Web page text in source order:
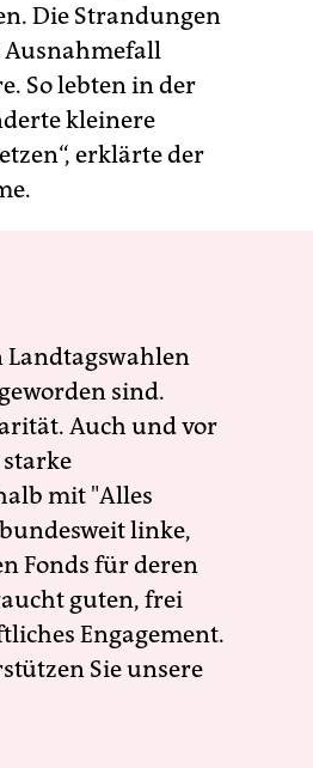
Die Strandungen
Ausnahmefall
So lebten in der
kleinere
erklärte der
Landtagswahlen
sind.
Auch und vor
mit "Alles
linke,
Fonds für deren
guten, frei
Engagement.
Sie unsere